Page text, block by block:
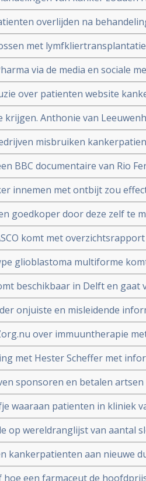
behandelingen.
overlijden na
met
Bosgraaf in de Volkskrant
via de media en sociale
Zie de TEDtalk van Sheryll
over patienten website
aldus de Volkskrant
krijgen. Anthonie van
longkankerpatienten
misbruiken
aldus kritisch rapport van
BBC documentaire van Rio
vrouw Rebecca verloor aan
innemen met ontbijt zou
kunnen besparen
goedkoper door deze zelf te
van 8 februari 2017
komt met
van afgelopen jaar en
glioblastoma multiforme
vormen van hersentumoren
beschikbaar in Delft en gaat
onjuiste en misleidende
de Nederlandse
over immuuntherapie
2016
met Hester Scheffer met
sponsoren en betalen
van artsen en
waaraan patienten in kliniek
voor uitgezaaide
op wereldranglijst van aantal
en obesitas zijn
kankerpatienten aan nieuwe
bedrijf
een farmaceut de